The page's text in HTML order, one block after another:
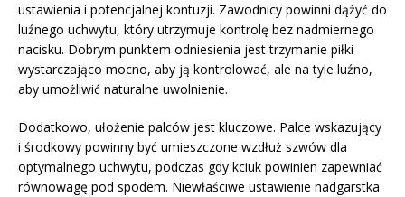
ustawienia i potencjalnej kontuzji. Zawodnicy powinni dążyć do
luźnego uchwytu, który utrzymuje kontrolę bez nadmiernego
nacisku. Dobrym punktem odniesienia jest trzymanie piłki
wystarczająco mocno, aby ją kontrolować, ale na tyle luźno,
aby umożliwić naturalne uwolnienie.
Dodatkowo, ułożenie palców jest kluczowe. Palce wskazujący
i środkowy powinny być umieszczone wzdłuż szwów dla
optymalnego uchwytu, podczas gdy kciuk powinien zapewniać
równowagę pod spodem. Niewłaściwe ustawienie nadgarstka